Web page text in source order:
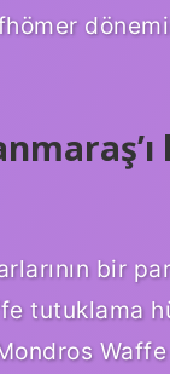
bir
tutuklama
Waffe